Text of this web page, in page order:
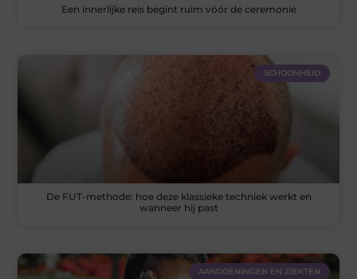
Een innerlijke reis begint ruim vóór de ceremonie
SCHOONHEID
De FUT-methode: hoe deze klassieke techniek werkt en
wanneer hij past
AANDOENINGEN EN ZIEKTEN